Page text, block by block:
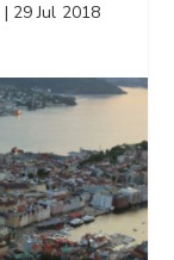
| 29 Jul 2018